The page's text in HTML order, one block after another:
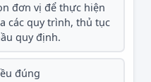
đơn vị để thực hiện
các quy trình, thủ tục
quy định.
đúng